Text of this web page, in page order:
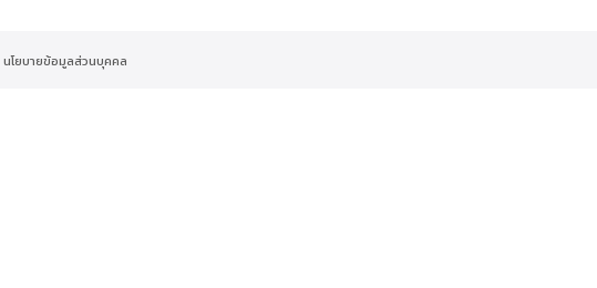
นโยบายข้อมูลส่วนบุคคล